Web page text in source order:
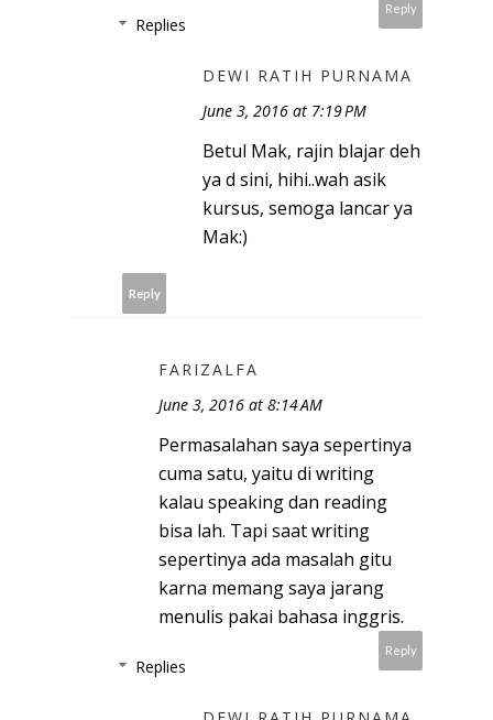
Reply
Replies
DEWI RATIH PURNAMA
June 3, 2016 at 7:19 PM
Betul Mak, rajin blajar deh
ya d sini, hihi..wah asik
kursus, semoga lancar ya
Mak:)
Reply
FARIZALFA
June 3, 2016 at 8:14 AM
Permasalahan saya sepertinya
cuma satu, yaitu di writing
kalau speaking dan reading
bisa lah. Tapi saat writing
sepertinya ada masalah gitu
karna memang saya jarang
menulis pakai bahasa inggris.
Reply
Replies